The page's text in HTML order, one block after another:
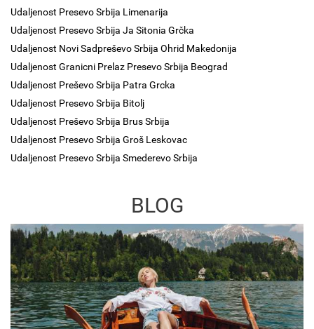
Udaljenost Presevo Srbija Limenarija
Udaljenost Presevo Srbija Ja Sitonia Grčka
Udaljenost Novi Sadpreševo Srbija Ohrid Makedonija
Udaljenost Granicni Prelaz Presevo Srbija Beograd
Udaljenost Preševo Srbija Patra Grcka
Udaljenost Presevo Srbija Bitolj
Udaljenost Preševo Srbija Brus Srbija
Udaljenost Presevo Srbija Groš Leskovac
Udaljenost Presevo Srbija Smederevo Srbija
BLOG